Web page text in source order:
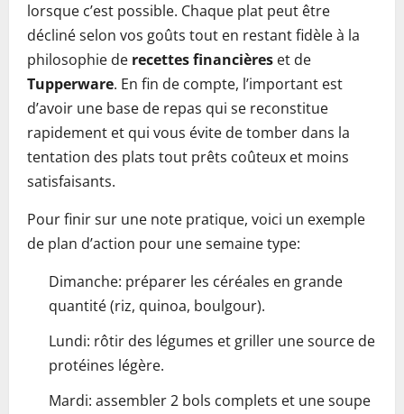
lorsque c’est possible. Chaque plat peut être
décliné selon vos goûts tout en restant fidèle à la
philosophie de recettes financières et de
Tupperware. En fin de compte, l’important est
d’avoir une base de repas qui se reconstitue
rapidement et qui vous évite de tomber dans la
tentation des plats tout prêts coûteux et moins
satisfaisants.
Pour finir sur une note pratique, voici un exemple
de plan d’action pour une semaine type:
Dimanche: préparer les céréales en grande
quantité (riz, quinoa, boulgour).
Lundi: rôtir des légumes et griller une source de
protéines légère.
Mardi: assembler 2 bols complets et une soupe